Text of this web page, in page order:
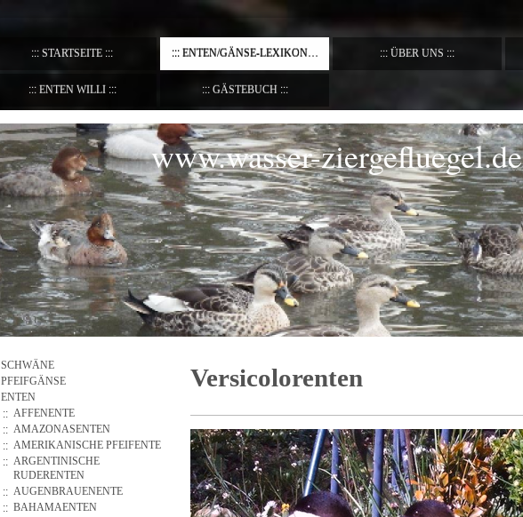
STARTSEITE ENTEN/GÄNSE-LEXIKON ÜBER UNS
ENTEN WILLI GÄSTEBUCH
www.wasser-ziergefluegel.de
Versicolorenten
SCHWÄNE
PFEIFGÄNSE
ENTEN
AFFENENTE
AMAZONASENTEN
AMERIKANISCHE PFEIFENTE
ARGENTINISCHE
RUDERENTEN
AUGENBRAUENENTE
BAHAMAENTEN